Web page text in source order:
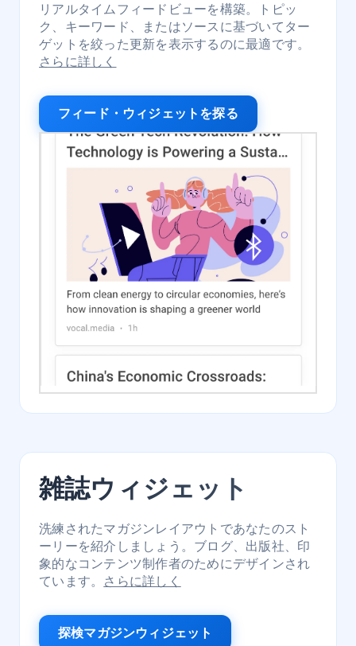
リアルタイムフィードビューを構築。トピッ
ク、キーワード、またはソースに基づいてター
ゲットを絞った更新を表示するのに最適です。
さらに詳しく
フィード・ウィジェットを探る
雑誌ウィジェット
洗練されたマガジンレイアウトであなたのスト
ーリーを紹介しましょう。ブログ、出版社、印
象的なコンテンツ制作者のためにデザインされ
ています。 さらに詳しく
探検マガジンウィジェット